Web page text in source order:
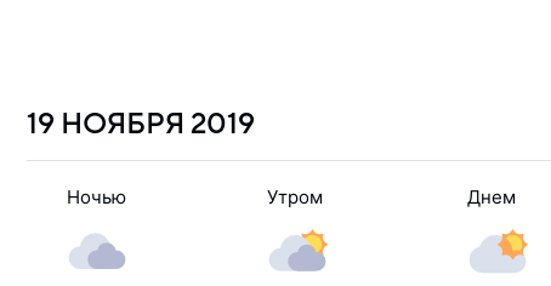
19 НОЯБРЯ 2019
Ночью Утром Днем